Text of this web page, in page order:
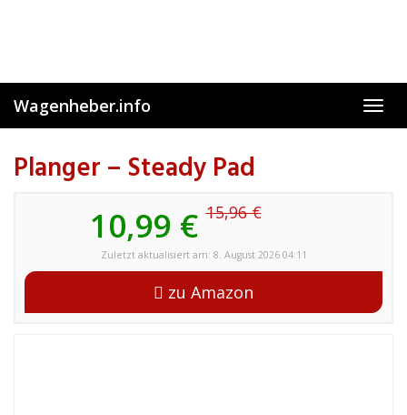
Wagenheber.info
Planger – Steady Pad
10,99 €15,96 €
Zuletzt aktualisiert am: 8. August 2026 04:11
zu Amazon